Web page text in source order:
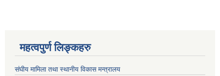
महत्वपुर्ण लिङ्कहरु
संघीय मामिला तथा स्थानीय विकास मन्त्रालय